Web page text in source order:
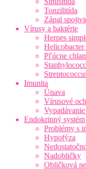
Tonzilitída
Zápal
Vírusy a baktérie
Herpes
Pľúcne
Imunita
Únava
Vírusové
Endokrinný systém
Problémy s
Hypofýza
Nadobličky
Obličková